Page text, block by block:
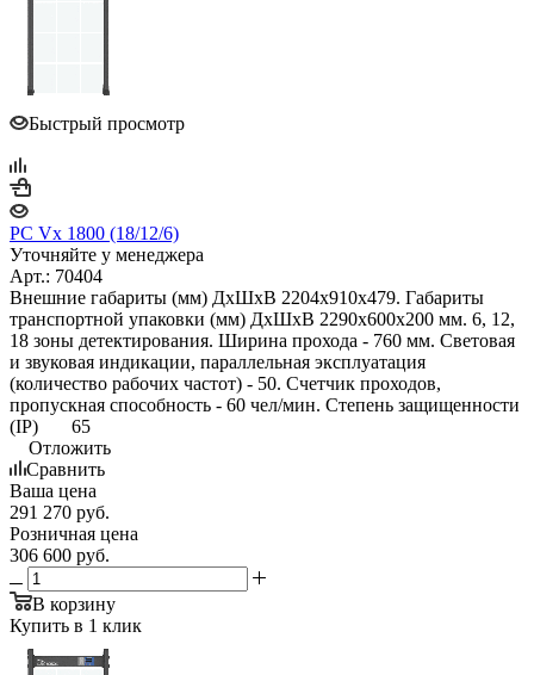
Быстрый просмотр
PC Vx 1800 (18/12/6)
Уточняйте у менеджера
Арт.: 70404
Внешние габариты (мм) ДхШхВ 2204x910x479. Габариты
транспортной упаковки (мм) ДхШхВ 2290x600x200 мм. 6, 12,
18 зоны детектирования. Ширина прохода - 760 мм. Световая
и звуковая индикации, параллельная эксплуатация
(количество рабочих частот) - 50. Счетчик проходов,
пропускная способность - 60 чел/мин. Степень защищенности
(IP) 65
Отложить
Сравнить
Ваша цена
291 270 руб.
Розничная цена
306 600 руб.
В корзину
Купить в 1 клик